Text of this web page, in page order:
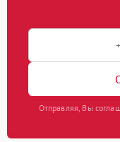
Отправляя, Вы